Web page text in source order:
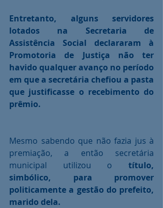
Entretanto, alguns servidores
lotados na Secretaria de
Assistência Social declararam à
Promotoria de Justiça não ter
havido qualquer avanço no período
em que a secretária chefiou a pasta
que justificasse o recebimento do
prêmio.
Mesmo sabendo que não fazia jus à
premiação, a então secretária
municipal utilizou o título,
simbólico, para promover
politicamente a gestão do prefeito,
marido dela.